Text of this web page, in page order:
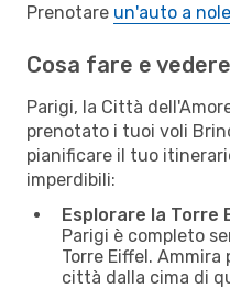
Prenotare un'auto a
Cosa fare e
Parigi, la Città
prenotato i tuoi voli
pianificare il tuo
imperdibili:
Esplorare la Torre
Parigi è completo
Torre Eiffel.
città dalla cima di